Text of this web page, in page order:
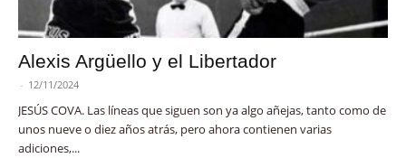
Alexis Argüello y el Libertador
- 12/11/2024
JESÚS COVA. Las líneas que siguen son ya algo añejas, tanto como de
unos nueve o diez años atrás, pero ahora contienen varias
adiciones,...